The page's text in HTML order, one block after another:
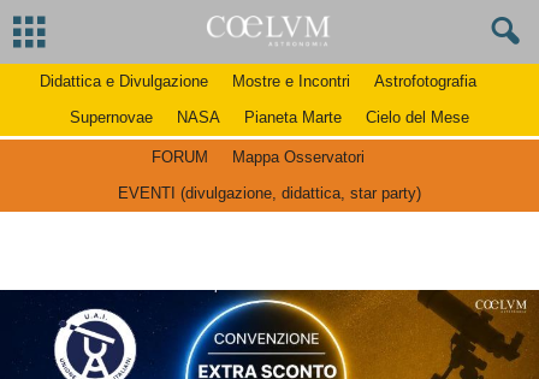
Didattica e Divulgazione Mostre e Incontri
Astrofotografia
Supernovae
NASA Pianeta Marte Cielo del Mese
FORUM
Mappa Osservatori
EVENTI (divulgazione, didattica, star party)